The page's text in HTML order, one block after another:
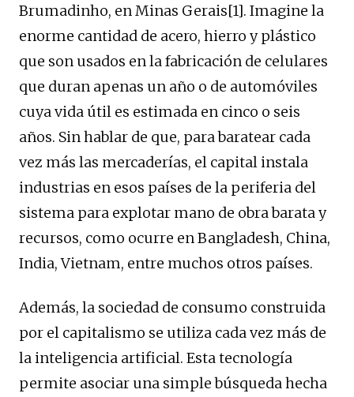
Brumadinho, en Minas Gerais[1]. Imagine la
enorme cantidad de acero, hierro y plástico
que son usados en la fabricación de celulares
que duran apenas un año o de automóviles
cuya vida útil es estimada en cinco o seis
años. Sin hablar de que, para baratear cada
vez más las mercaderías, el capital instala
industrias en esos países de la periferia del
sistema para explotar mano de obra barata y
recursos, como ocurre en Bangladesh, China,
India, Vietnam, entre muchos otros países.
Además, la sociedad de consumo construida
por el capitalismo se utiliza cada vez más de
la inteligencia artificial. Esta tecnología
permite asociar una simple búsqueda hecha